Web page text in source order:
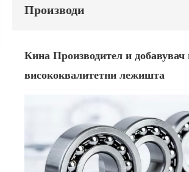
Производи
Кина Производител и добавувач
висококвалитетни лежишта